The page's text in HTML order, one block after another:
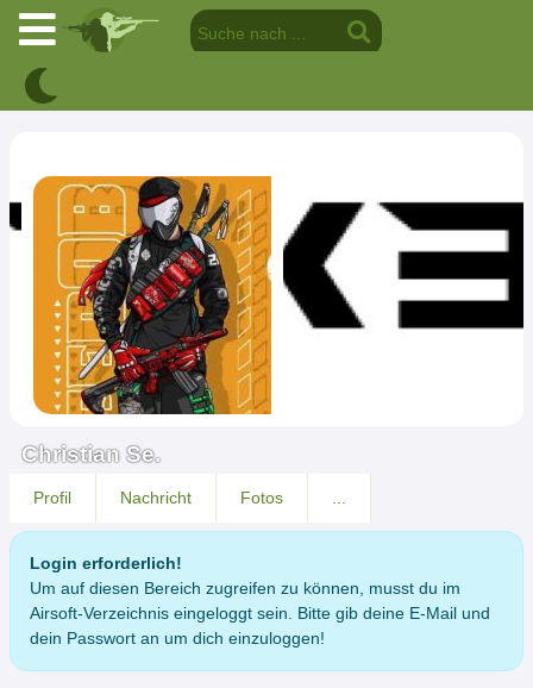
Christian Se.
Profil Nachricht Fotos
Login erforderlich!
Um auf diesen Bereich zugreifen zu können, musst du im
Airsoft-Verzeichnis eingeloggt sein. Bitte gib deine E-Mail und
dein Passwort an um dich einzuloggen!